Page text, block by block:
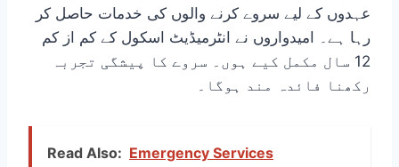
عہدوں کے لیے سروے کرنے والوں کی خدمات حاصل کر
رہا ہے۔ امیدواروں نے انٹرمیڈیٹ اسکول کے کم از کم
12 سال مکمل کیے ہوں۔ سروے کا پیشگی تجربہ
رکھنا فائدہ مند ہوگا۔
Read Also: Emergency Services